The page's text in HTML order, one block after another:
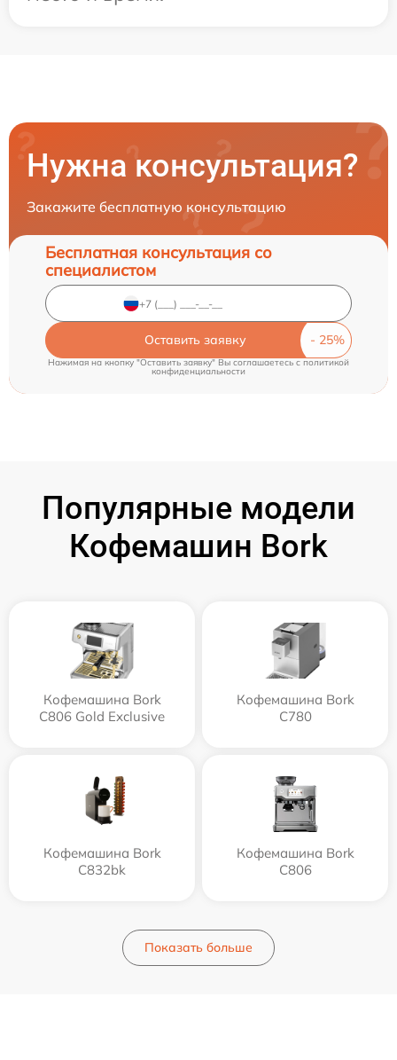
Нужна консультация?
Закажите бесплатную консультацию
Бесплатная консультация со
специалистом
Оставить заявку
Нажимая на кнопку "Оставить заявку" Вы соглашаетесь cполитикой
конфиденциальности
Популярные модели
Кофемашин Bork
Кофемашина Bork
C806 Gold Exclusive
Кофемашина Bork
C780
Кофемашина Bork
C832bk
Кофемашина Bork
C806
Показать больше